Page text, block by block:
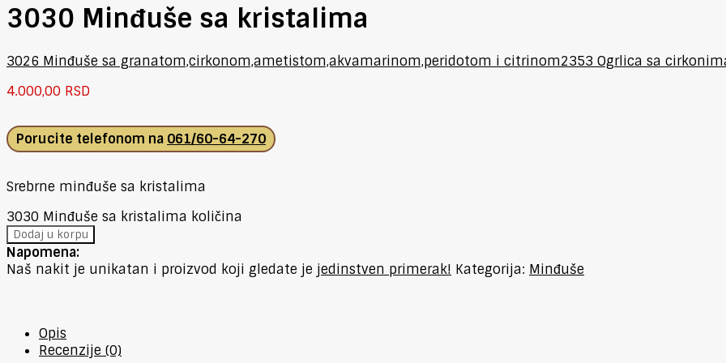
3030 Minđuše sa kristalima
3026 Minđuše sa granatom,cirkonom,ametistom,akvamarinom,peridotom i citrinom2353 Ogrlica sa
4.000,00 RSD
Porucite telefonom na 061/60-64-270
Srebrne minđuše sa kristalima
3030 Minđuše sa kristalima količina
Dodaj u korpu
Napomena:
Naš nakit je unikatan i proizvod koji gledate je jedinstven primerak! Kategorija: Minđuše
Opis
Recenzije (0)